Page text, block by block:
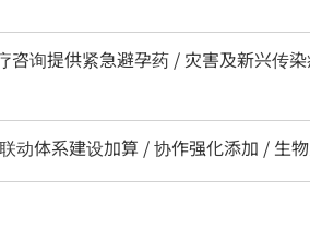
询提供紧急避孕药 / 灾害及新兴传
动体系建设加算 / 协作强化添加 / 生